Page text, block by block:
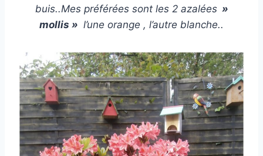
buis..Mes préférées sont les 2 azalées»
mollis » l’une orange , l’autre blanche..